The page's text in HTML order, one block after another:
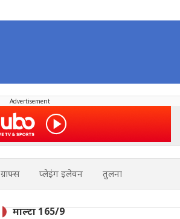
Advertisement
ग्राफ्स प्लेइंग इलेवन तुलना
माल्टा 165/9